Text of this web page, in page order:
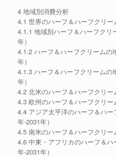
4 地域別消費分析
4.1 世界のハーフ＆ハーフクリ
4.1.1 地域別ハーフ＆ハーフクリ
年）
4.1.2 ハーフ＆ハーフクリームの
年）
4.1.3 ハーフ＆ハーフクリームの
年）
4.2 北米のハーフ＆ハーフクリー
4.3 欧州のハーフ＆ハーフクリー
4.4 アジア太平洋のハーフ＆ハ
年-2031年）
4.5 南米のハーフ＆ハーフクリー
4.6 中東・アフリカのハーフ＆
年-2031年）